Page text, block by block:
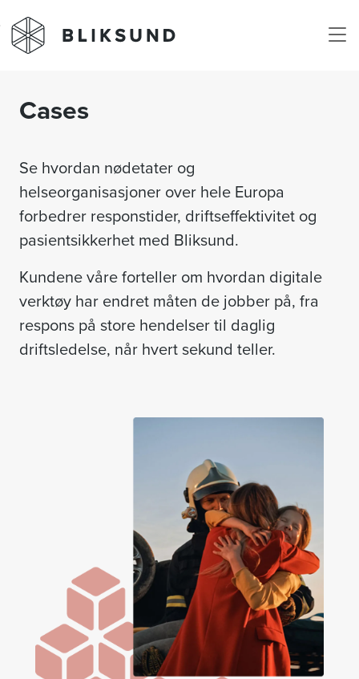
Skip to main content
Cases
Se hvordan nødetater og
helseorganisasjoner over hele Europa
forbedrer responstider, driftseffektivitet og
pasientsikkerhet med Bliksund.
Kundene våre forteller om hvordan digitale
verktøy har endret måten de jobber på, fra
respons på store hendelser til daglig
driftsledelse, når hvert sekund teller.